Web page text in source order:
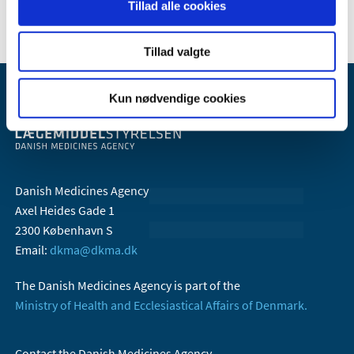
Tillad alle cookies
Tillad valgte
Kun nødvendige cookies
Danish Medicines Agency
Axel Heides Gade 1
2300 København S
Email: dkma@dkma.dk
The Danish Medicines Agency is part of the
Ministry of Health and Ecclesiastical Affairs of Denmark.